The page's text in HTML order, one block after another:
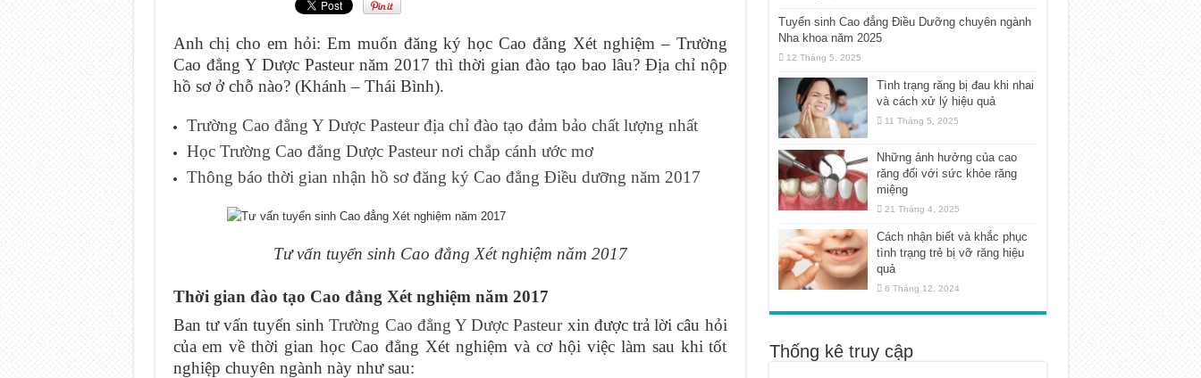
Anh chị cho em hỏi: Em muốn đăng ký học Cao đẳng Xét nghiệm – Trường
Cao đẳng Y Dược Pasteur năm 2017 thì thời gian đào tạo bao lâu? Địa chỉ nộp
hồ sơ ở chỗ nào? (Khánh – Thái Bình).
Trường Cao đẳng Y Dược Pasteur địa chỉ đào tạo đảm bảo chất lượng nhất
Học Trường Cao đẳng Dược Pasteur nơi chắp cánh ước mơ
Thông báo thời gian nhận hồ sơ đăng ký Cao đẳng Điều dưỡng năm 2017
Tư vấn tuyển sinh Cao đẳng Xét nghiệm năm 2017
Thời gian đào tạo Cao đẳng Xét nghiệm năm 2017
Ban tư vấn tuyển sinhTrường Cao đẳng Y Dược Pasteurxin được trả lời câu hỏi
của em về thời gian học Cao đẳng Xét nghiệm và cơ hội việc làm sau khi tốt
nghiệp chuyên ngành này như sau:
Tuyển sinh Cao đẳng Điều Dưỡng chuyên ngành
Nha khoa năm 2025
12 Tháng 5, 2025
Tình trạng răng bị đau khi nhai
và cách xử lý hiệu quả
11 Tháng 5, 2025
Những ảnh hưởng của cao
răng đối với sức khỏe răng
miệng
21 Tháng 4, 2025
Cách nhận biết và khắc phục
tình trạng trẻ bị vỡ răng hiệu
quả
6 Tháng 12, 2024
Thống kê truy cập